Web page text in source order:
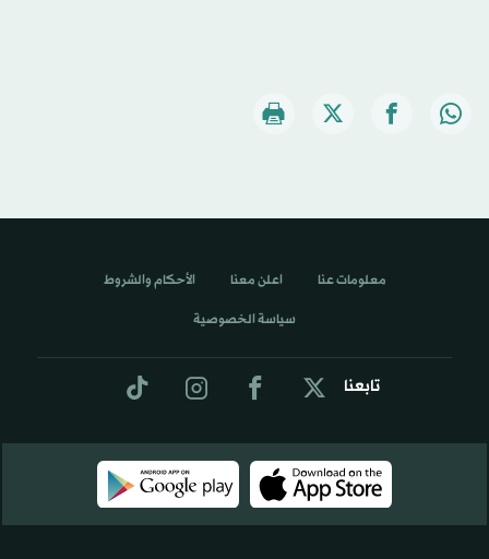
تابعنا
معلومات عنا اعلن معنا الأحكام والشروط
سياسة الخصوصية